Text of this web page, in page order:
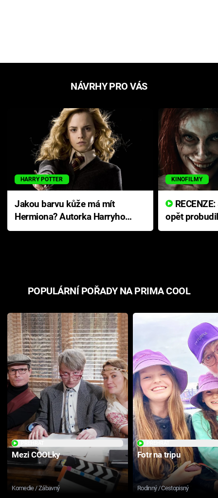
NÁVRHY PRO VÁS
HARRY POTTER
Jakou barvu kůže má mít
Hermiona? Autorka Harryho
Pottera přišla s ráznou
KINOFILMY
opět
přichází s
POPULÁRNÍ POŘADY NA PRIMA COOL
Mezi COOLky
Komedie / Zábavný
Fotr na tripu
Rodinný / Cestopisný